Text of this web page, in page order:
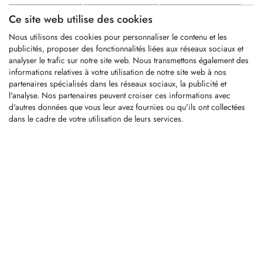
Ce site web utilise des cookies
Nous utilisons des cookies pour personnaliser le contenu et les
publicités, proposer des fonctionnalités liées aux réseaux sociaux et
analyser le trafic sur notre site web. Nous transmettons également des
informations relatives à votre utilisation de notre site web à nos
partenaires spécialisés dans les réseaux sociaux, la publicité et
l'analyse. Nos partenaires peuvent croiser ces informations avec
d'autres données que vous leur avez fournies ou qu'ils ont collectées
dans le cadre de votre utilisation de leurs services.
KFZ046
Dent de rechange en carbure dur
appropriée pour debarker